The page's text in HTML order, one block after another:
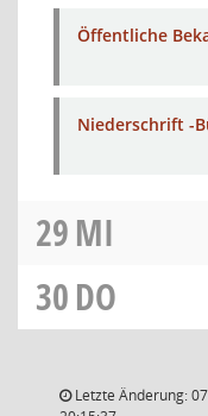
Öffentliche
Niederschrift -
29MI
30DO
Letzte Änderung: